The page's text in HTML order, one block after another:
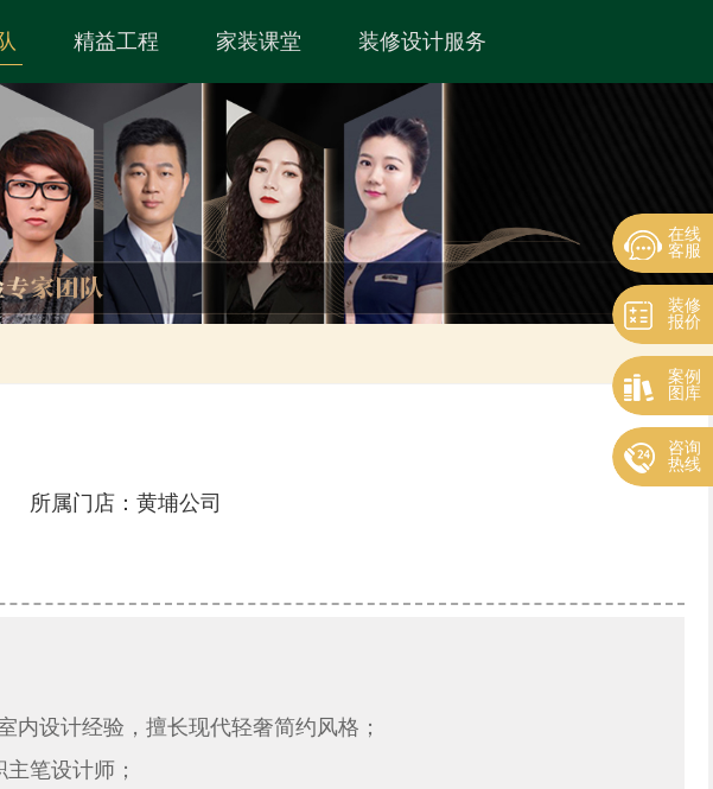
精益工程 家装课堂 装修设计服务
属门店：黄埔公司
内设计经验，擅长现代轻奢简约风格；
笔设计师；
在线
客服
装修
报价
案例
图库
咨询
热线